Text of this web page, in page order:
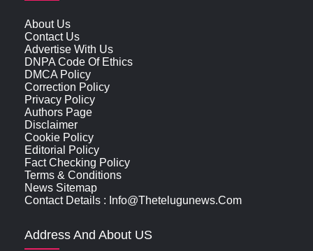
About Us
Contact Us
Advertise With Us
DNPA Code Of Ethics
DMCA Policy
Correction Policy
Privacy Policy
Authors Page
Disclaimer
Cookie Policy
Editorial Policy
Fact Checking Policy
Terms & Conditions
News Sitemap
Contact Details : Info@thetelugunews.com
Address And About US